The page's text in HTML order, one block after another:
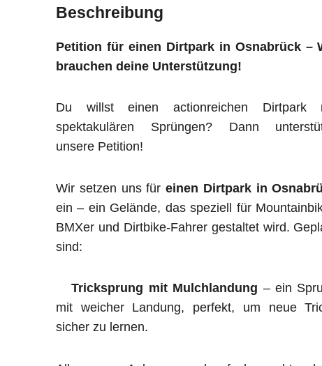
Beschreibung
Petition für einen Dirtpark in Osnabrück –
brauchen deine Unterstützung!
Du willst einen actionreichen Dirtpark
spektakulären Sprüngen? Dann
unsere Petition!
Wir setzen uns füreinen Dirtpark in
ein – ein Gelände, das speziell für
BMXer und Dirtbike-Fahrer gestaltet wird.
sind:
Tricksprung mit Mulchlandung – ein
mit weicher Landung, perfekt, um neue
sicher zu lernen.